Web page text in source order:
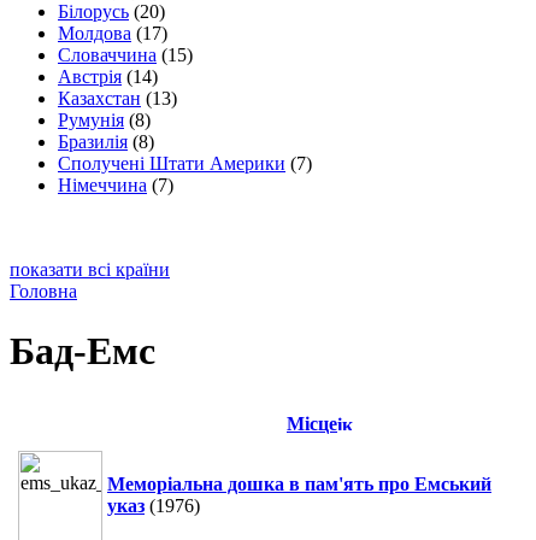
Білорусь (20)
Молдова (17)
Словаччина (15)
Австрія (14)
Казахстан (13)
Румунія (8)
Бразилія (8)
Сполучені Штати Америки (7)
Німеччина (7)
показати всі країни
Головна
Бад-Емс
Місце
Меморіальна дошка в пам'ять про Емський
указ (1976)